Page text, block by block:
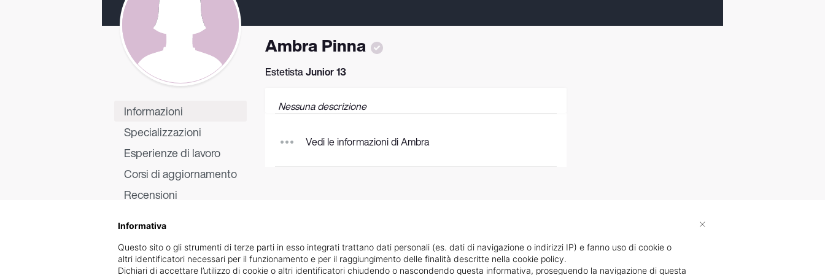
Informazioni
Specializzazioni
Esperienze di lavoro
Corsi di aggiornamento
Recensioni
Ambra Pinna
EstetistaJunior13
Nessuna descrizione
Vedi le informazioni di Ambra
Informativa
Questo sito o gli strumenti di terze parti in esso integrati trattano dati personali (es. dati di navigazione o indirizzi IP) e fanno uso di cookie o
altri identificatori necessari per il funzionamento e per il raggiungimento delle finalità descritte nella cookie policy.
Dichiari di accettare l’utilizzo di cookie o altri identificatori chiudendo o nascondendo questa informativa, proseguendo la navigazione di questa
×